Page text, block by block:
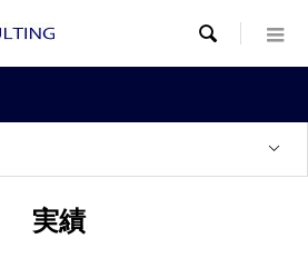

実績